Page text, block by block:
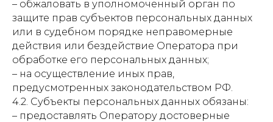
– обжаловать в уполномоченный орган по
защите прав субъектов персональных данных
или в судебном порядке неправомерные
действия или бездействие Оператора при
обработке его персональных данных;
– на осуществление иных прав,
предусмотренных законодательством РФ.
4.2. Субъекты персональных данных обязаны:
– предоставлять Оператору достоверные